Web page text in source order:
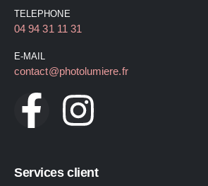
TELEPHONE
04 94 31 11 31
E-MAIL
contact@photolumiere.fr
Services client